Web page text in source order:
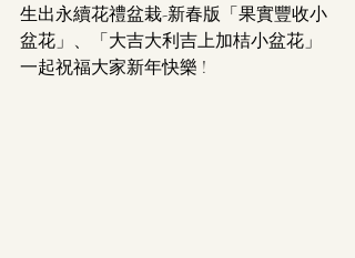
生出永續花禮盆栽-新春版「果實豐收小
盆花」、「大吉大利吉上加桔小盆花」
一起祝福大家新年快樂 !